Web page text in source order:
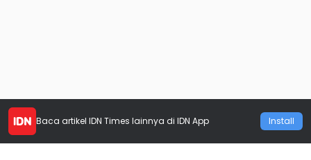
Baca artikel IDN Times lainnya di IDN App Install